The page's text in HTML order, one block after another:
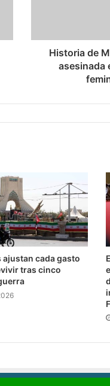
Historia de
asesinada
ajustan cada gasto
tras cinco